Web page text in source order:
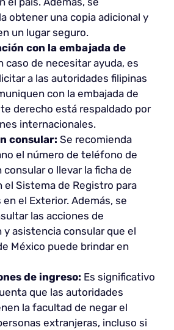
obtener una copia adicional y
un lugar seguro.
con la embajada de
caso de necesitar ayuda, es
a las autoridades filipinas
con la embajada de
derecho está respaldado por
internacionales.
consular: Se recomienda
el número de teléfono de
o llevar la ficha de
el Sistema de Registro para
en el Exterior. Además, se
las acciones de
y asistencia consular que el
México puede brindar en
de ingreso: Es significativo
que las autoridades
la facultad de negar el
extranjeras, incluso si